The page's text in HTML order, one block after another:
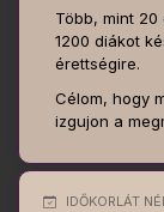
Több, mint
1200 diákot
érettségire.
Célom, hogy
izgujon a
IDŐKORLÁT